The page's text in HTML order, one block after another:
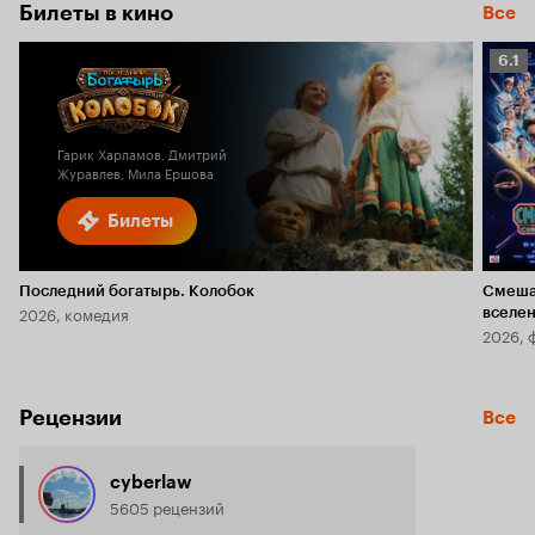
Билеты в кино Все
Билеты
Гарик Харламов, Дмитрий
Журавлев, Мила Ершова
Последний богатырь. Колобок
2026, комедия
6.1
6.1
2026,
Рецензии Все
cyberlaw
5605 рецензий